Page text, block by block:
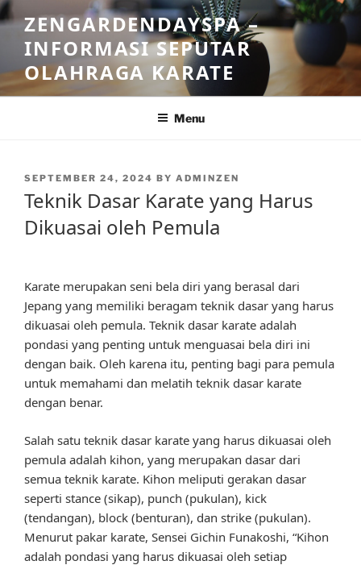
Skip
to
content
ZENGARDENDAYSPA –
INFORMASI SEPUTAR
OLAHRAGA KARATE
Menu
POSTED
SEPTEMBER 24, 2024 BY ADMINZEN
Teknik Dasar Karate yang Harus
Dikuasai oleh Pemula
Karate merupakan seni bela diri yang berasal dari
Jepang yang memiliki beragam teknik dasar yang harus
dikuasai oleh pemula. Teknik dasar karate adalah
pondasi yang penting untuk menguasai bela diri ini
dengan baik. Oleh karena itu, penting bagi para pemula
untuk memahami dan melatih teknik dasar karate
dengan benar.
Salah satu teknik dasar karate yang harus dikuasai oleh
pemula adalah kihon, yang merupakan dasar dari
semua teknik karate. Kihon meliputi gerakan dasar
seperti stance (sikap), punch (pukulan), kick
(tendangan), block (benturan), dan strike (pukulan).
Menurut pakar karate, Sensei Gichin Funakoshi, “Kihon
adalah pondasi yang harus dikuasai oleh setiap